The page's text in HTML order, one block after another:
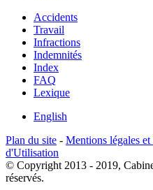
Accidents
Travail
Infractions
Indemnités
Index
FAQ
Lexique
English
Plan du site - Mentions légales
d'Utilisation
© Copyright 2013 - 2019,
réservés.